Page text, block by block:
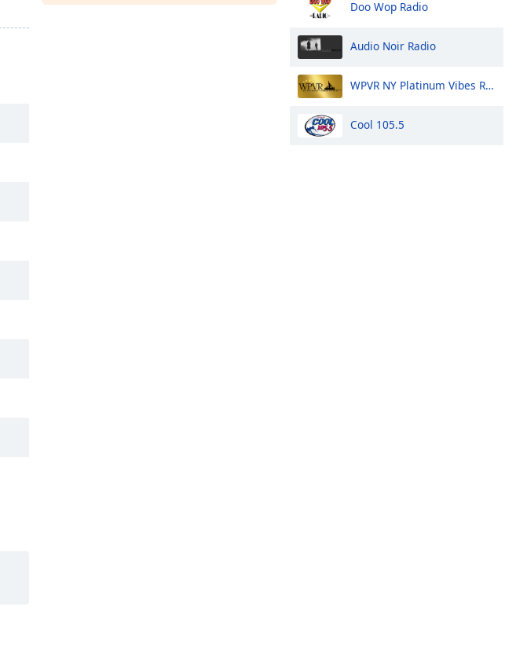
Doo Wop Radio
Audio Noir Radio
WPVR NY Platinum Vibes Radio
Cool 105.5